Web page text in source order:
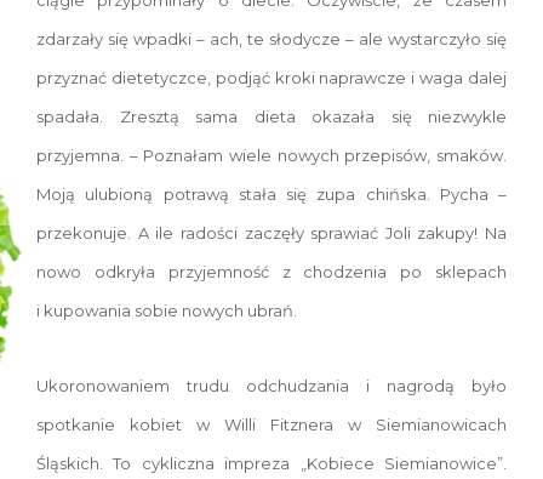
zdarzały się wpadki – ach, te słodycze – ale wystarczyło się
przyznać dietetyczce, podjąć kroki naprawcze i waga dalej
spadała. Zresztą sama dieta okazała się niezwykle
przyjemna. – Poznałam wiele nowych przepisów, smaków.
Moją ulubioną potrawą stała się zupa chińska. Pycha –
przekonuje. A ile radości zaczęły sprawiać Joli zakupy! Na
nowo odkryła przyjemność z chodzenia po sklepach
i kupowania sobie nowych ubrań.
Ukoronowaniem trudu odchudzania i nagrodą było
spotkanie kobiet w Willi Fitznera w Siemianowicach
Śląskich. To cykliczna impreza „Kobiece Siemianowice”.